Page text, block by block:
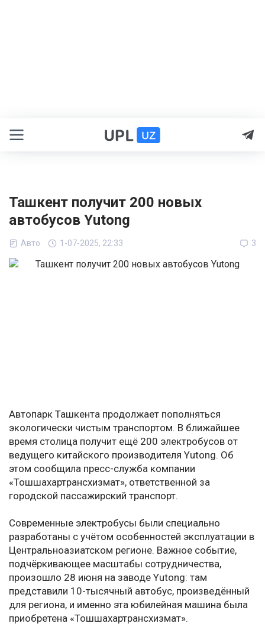
Ташкент получит 200 новых
автобусов Yutong
Авто 1-07-2025, 22:33 3
Автопарк Ташкента продолжает пополняться
экологически чистым транспортом. В ближайшее
время столица получит ещё 200 электробусов от
ведущего китайского производителя Yutong. Об
этом сообщила пресс-служба компании
«Тошшахартрансхизмат», ответственной за
городской пассажирский транспорт.
Современные электробусы были специально
разработаны с учётом особенностей эксплуатации в
Центральноазиатском регионе. Важное событие,
подчёркивающее масштабы сотрудничества,
произошло 28 июня на заводе Yutong: там
представили 10-тысячный автобус, произведённый
для региона, и именно эта юбилейная машина была
приобретена «Тошшахартрансхизмат».